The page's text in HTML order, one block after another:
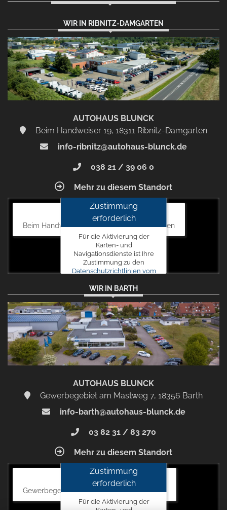
WIR IN RIBNITZ-DAMGARTEN
AUTOHAUS BLUNCK
Beim Handweiser 19, 18311 Ribnitz-Damgarten
info-ribnitz@autohaus-blunck.de
038 21 / 39 06 0
Mehr zu diesem Standort
Autohaus Blunck
Beim Handweiser 19, 18311 Ribnitz-Damgarten
Zustimmung
erforderlich
Für die Aktivierung der
Karten- und
Navigationsdienste ist Ihre
Zustimmung zu den
Datenschutzrichtlinien vom
erforderlich.
Zustimmen
und
aktivieren
WIR IN BARTH
AUTOHAUS BLUNCK
Gewerbegebiet am Mastweg 7, 18356 Barth
info-barth@autohaus-blunck.de
03 82 31 / 83 270
Mehr zu diesem Standort
Autohaus Blunck
Gewerbegebiet am Mastweg 7, 18356 Barth
Zustimmung
erforderlich
Für die Aktivierung der
Karten- und